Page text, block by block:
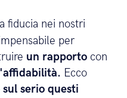
fiducia nei nostri
per
un rapporto con
Ecco
serio questi